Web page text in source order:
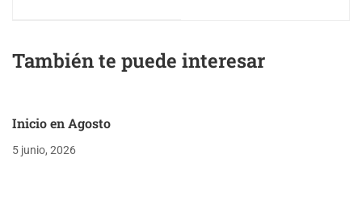
También te puede interesar
Inicio en Agosto
5 junio, 2026